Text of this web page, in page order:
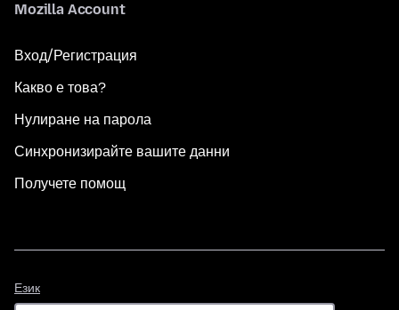
Mozilla Account
Вход/Регистрация
Какво е това?
Нулиране на парола
Синхронизирайте вашите данни
Получете помощ
Език